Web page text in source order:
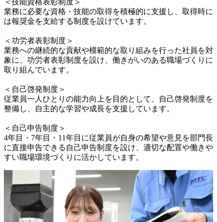
＜技能資格表彰制度＞
業務に必要な資格・技能の取得を積極的に支援し、取得時に
は報奨金を支給する制度を設けています。
＜功労者表彰制度＞
業務への継続的な貢献や模範的な取り組みを行った社員を対
象に、功労者表彰制度を設け、働きがいのある職場づくりに
取り組んでいます。
＜自己啓発制度＞
従業員一人ひとりの能力向上を目的として、自己啓発制度を
整備し、自主的な学習や成長を支援しています。
＜自己申告制度＞
4年目・7年目・11年目に従業員が自身の希望や意見を部門長
に直接申告できる自己申告制度を設け、適切な配置や働きや
すい職場環境づくりに活かしています。